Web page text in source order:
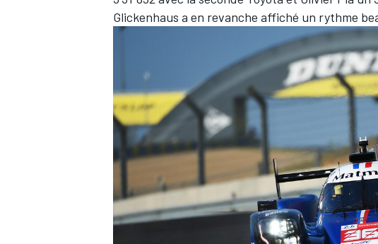
Glickenhaus a en revanche affiché un rythme